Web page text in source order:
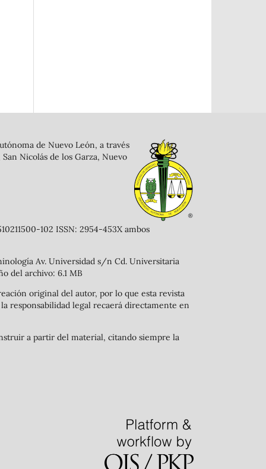
de Nuevo León, a través
Nicolás de los Garza, Nuevo
102 ISSN: 2954-453X ambos
Av. Universidad s/n Cd. Universitaria
del archivo: 6.1 MB
original del autor, por lo que esta revista
responsabilidad legal recaerá directamente en
a partir del material, citando siempre la